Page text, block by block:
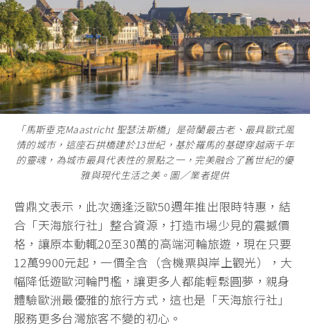
「馬斯垂克Maastricht 聖瑟法斯橋」是荷蘭最古老、最具歐式風
情的城市，這座石拱橋建於13世紀，基於羅馬的基礎穿越兩千年
的靈魂，為城市最具代表性的景點之一，完美融合了舊世紀的優
雅與現代生活之美。圖／業者提供
曾鼎文表示，此次適逢泛歐50週年推出限時特惠，結
合「天海旅行社」整合資源，打造市場少見的震撼價
格，讓原本動輒20至30萬的高端河輪旅遊，現在只要
12萬9900元起，一價全含（含機票與岸上觀光），大
幅降低遊歐河輪門檻，讓更多人都能輕鬆圓夢，親身
體驗歐洲最優雅的旅行方式，這也是「天海旅行社」
服務更多台灣旅客不變的初心。